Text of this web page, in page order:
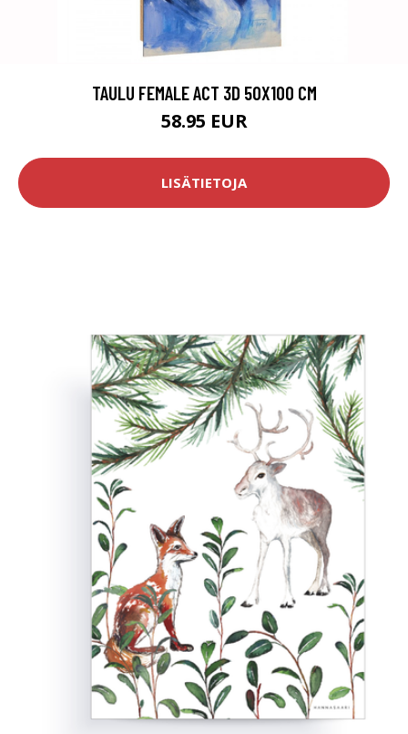
TAULU FEMALE ACT 3D 50X100 CM
58.95 EUR
LISÄTIETOJA